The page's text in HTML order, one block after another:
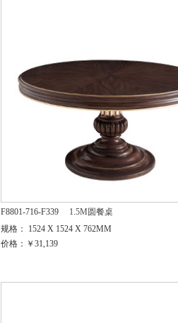
F8801-716-F339
1.5M圆餐桌
规格： 1524 X 1524 X 762MM
价格：￥31,139